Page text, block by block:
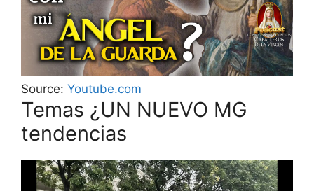
Source: Youtube.com
Temas ¿UN NUEVO MG
tendencias